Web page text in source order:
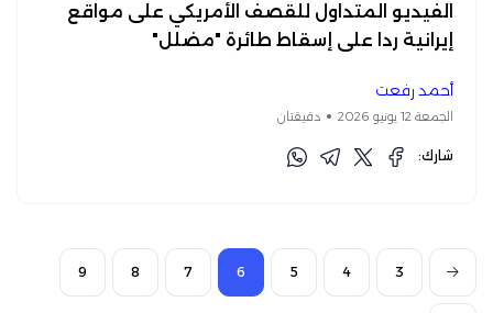
الفيديو المتداول للقصف الأمريكي على مواقع
إيرانية ردا على إسقاط طائرة "مضلل"
أحمد رفعت
الجمعة 12 يونيو 2026 دقيقتان
شارك:
3
4
5
6
7
8
9